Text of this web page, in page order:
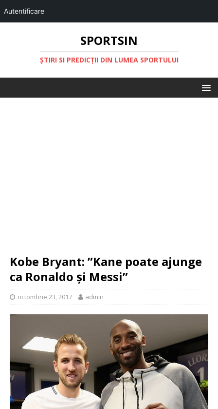
Autentificare
SPORTSIN
ŞTIRI SI PREDICŢII DIN LUMEA SPORTULUI
Kobe Bryant: ”Kane poate ajunge
ca Ronaldo și Messi”
octombrie 23, 2017 admin